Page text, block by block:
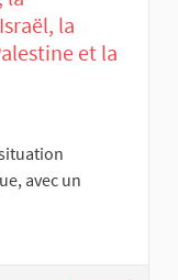
la
et la
avec un